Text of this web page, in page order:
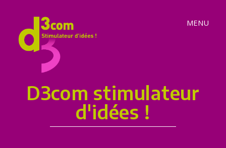
MENU
D3com stimulateur
d'idées !